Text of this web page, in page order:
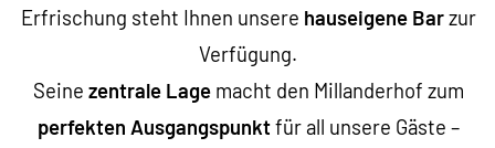
Erfrischung steht Ihnen unsere hauseigene Barzur
Verfügung.
Seine zentrale Lagemacht den Millanderhof zum
perfekten Ausgangspunktfür all unsere Gäste –